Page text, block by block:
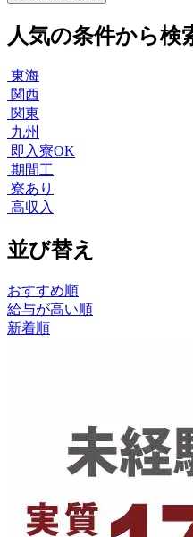
人気の条件から検
東海
関西
関東
九州
即入寮OK
期間工
寮あり
高収入
並び替え
おすすめ順
給与が高い順
新着順